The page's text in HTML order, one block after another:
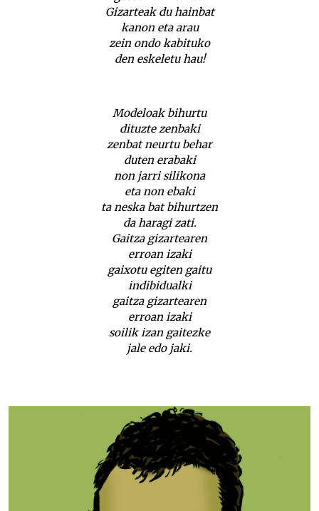
Gizarteak du hainbat
kanon eta arau
zein ondo kabituko
den eskeletu hau!
Modeloak bihurtu
dituzte zenbaki
zenbat neurtu behar
duten erabaki
non jarri silikona
eta non ebaki
ta neska bat bihurtzen
da haragi zati.
Gaitza gizartearen
erroan izaki
gaixotu egiten gaitu
indibidualki
gaitza gizartearen
erroan izaki
soilik izan gaitezke
jale edo jaki.